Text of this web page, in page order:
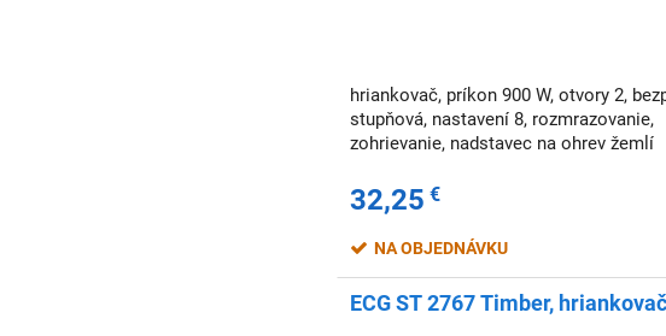
hriankovač, príkon 900 W, otvory 2,
stupňová, nastavení 8, rozmrazovanie,
zohrievanie, nadstavec na ohrev žemlí
32,25 €
NA OBJEDNÁVKU
ECG ST 2767 Timber, hriankovač